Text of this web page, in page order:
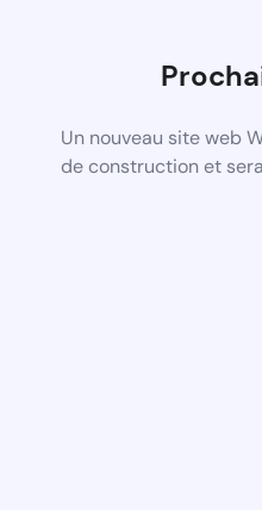
Un nouveau site web
de construction et